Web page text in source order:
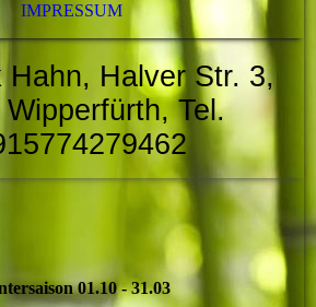
IMPRESSUM
Hahn, Halver Str. 3,
Wipperfürth, Tel.
01.10 - 31.03